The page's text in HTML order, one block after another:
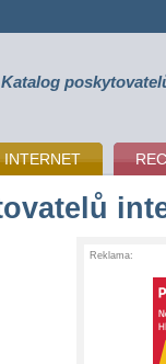
Katalog
INTERNET
Reklama: